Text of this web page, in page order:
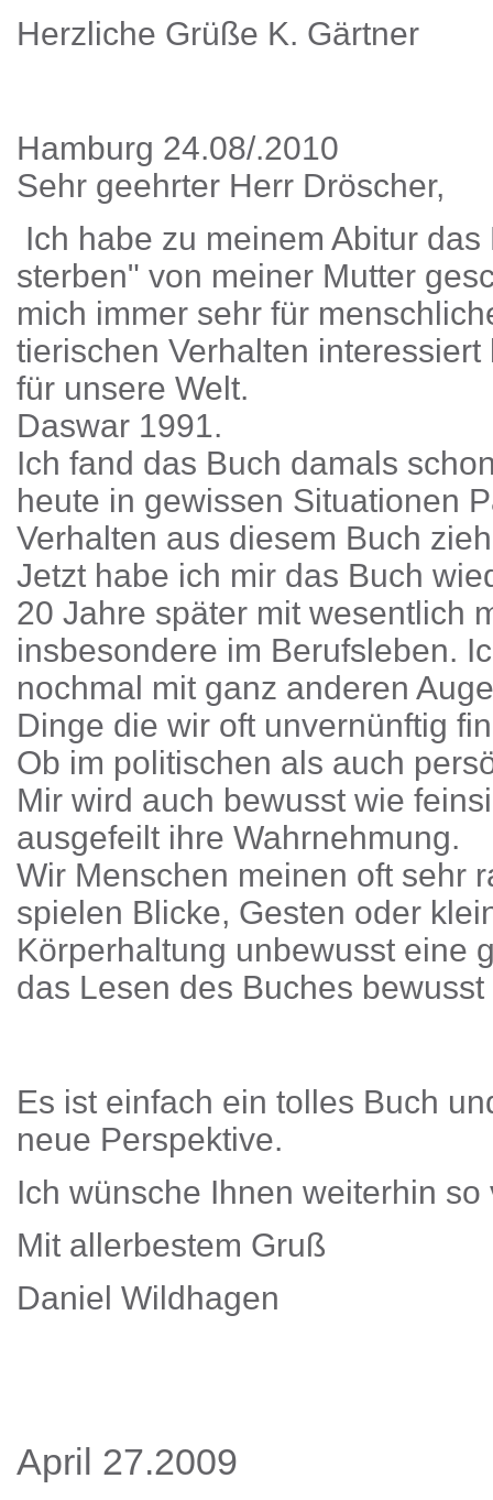
Herzliche Grüße K. Gärtner
Hamburg 24.08/.2010
Sehr geehrter Herr Dröscher,
Ich habe zu meinem Abitur
sterben" von meiner Mutter
mich immer sehr für
tierischen Verhalten
für unsere Welt.
Daswar 1991.
Ich fand das Buch damals
heute in gewissen Situationen
Verhalten aus diesem Buch
Jetzt habe ich mir das Buch
20 Jahre später mit wesentlich
insbesondere im Berufsleben.
nochmal mit ganz anderen
Dinge die wir oft unvernünftig
Ob im politischen als auch
Mir wird auch bewusst wie
ausgefeilt ihre Wahrnehmung.
Wir Menschen meinen oft sehr
spielen Blicke, Gesten oder
Körperhaltung unbewusst eine
das Lesen des Buches
Es ist einfach ein tolles Buch
neue Perspektive.
Ich wünsche Ihnen weiterhin
Mit allerbestem Gruß
Daniel Wildhagen
April 27.2009